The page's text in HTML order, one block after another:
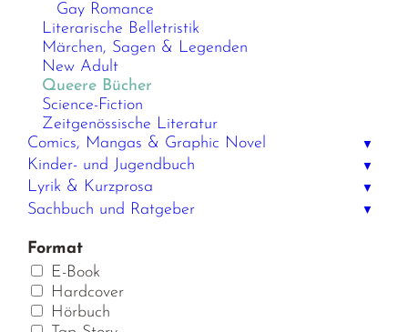
Gay Romance
Literarische Belletristik
Märchen, Sagen & Legenden
New Adult
Queere Bücher
Science-Fiction
Zeitgenössische Literatur
Comics, Mangas & Graphic Novel
▼
Kinder- und Jugendbuch ▼
Lyrik & Kurzprosa ▼
Sachbuch und Ratgeber ▼
Format
E-Book
Hardcover
Hörbuch